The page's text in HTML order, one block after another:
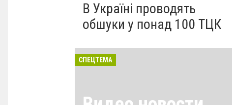
В Україні проводять
обшуки у понад 100 ТЦК
СПЕЦТЕМА